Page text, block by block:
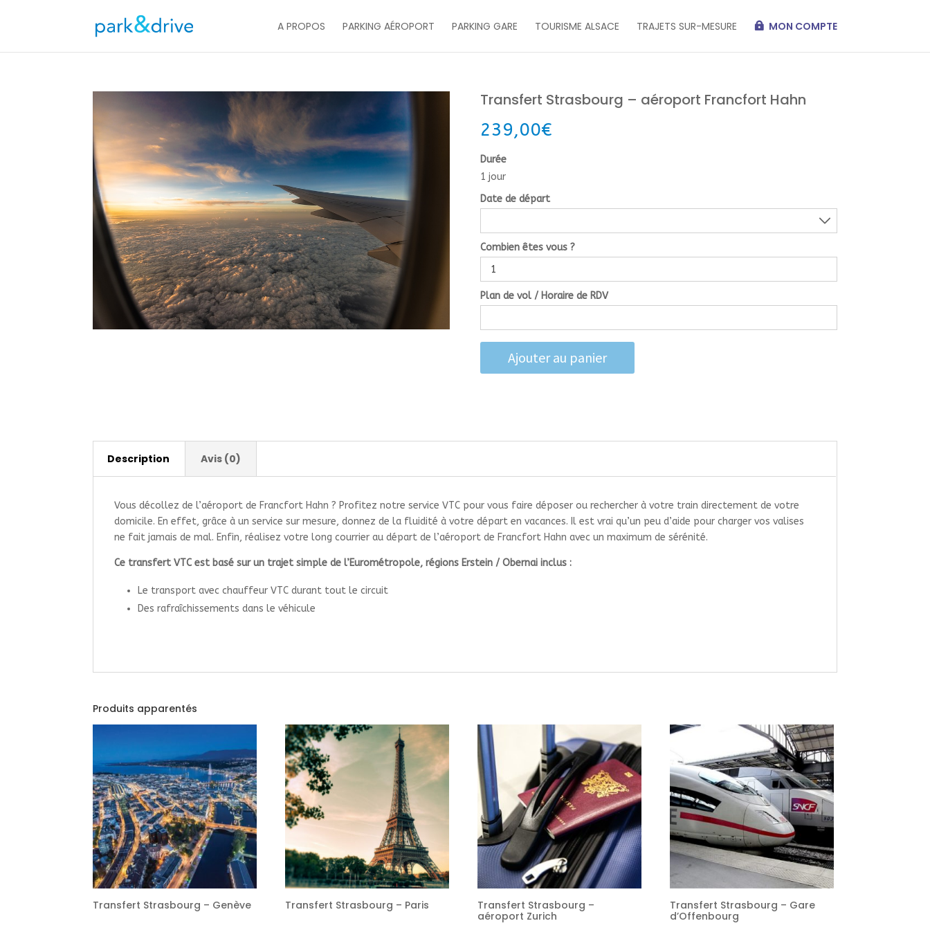
A PROPOS PARKING AÉROPORT PARKING GARE TOURISME ALSACE TRAJETS SUR-MESURE MON COMPTE
Transfert Strasbourg – aéroport Francfort Hahn
239,00€
Durée
1 jour
Date de départ
Combien êtes vous ?
Plan de vol / Horaire de RDV
Ajouter au panier
Description Avis (0)
Vous décollez de l’aéroport de Francfort Hahn ? Profitez notre service VTC pour vous faire déposer ou rechercher à votre train directement de votre
domicile. En effet, grâce à un service sur mesure, donnez de la fluidité à votre départ en vacances. Il est vrai qu’un peu d’aide pour charger vos valises
ne fait jamais de mal. Enfin, réalisez votre long courrier au départ de l’aéroport de Francfort Hahn avec un maximum de sérénité.
Ce transfert VTC est basé sur un trajet simple de l’Eurométropole, régions Erstein / Obernai inclus :
Le transport avec chauffeur VTC durant tout le circuit
Des rafraîchissements dans le véhicule
Produits apparentés
Transfert Strasbourg – Genève Transfert Strasbourg – Paris
Transfert Strasbourg –
aéroport Zurich
Transfert Strasbourg – Gare
d’Offenbourg